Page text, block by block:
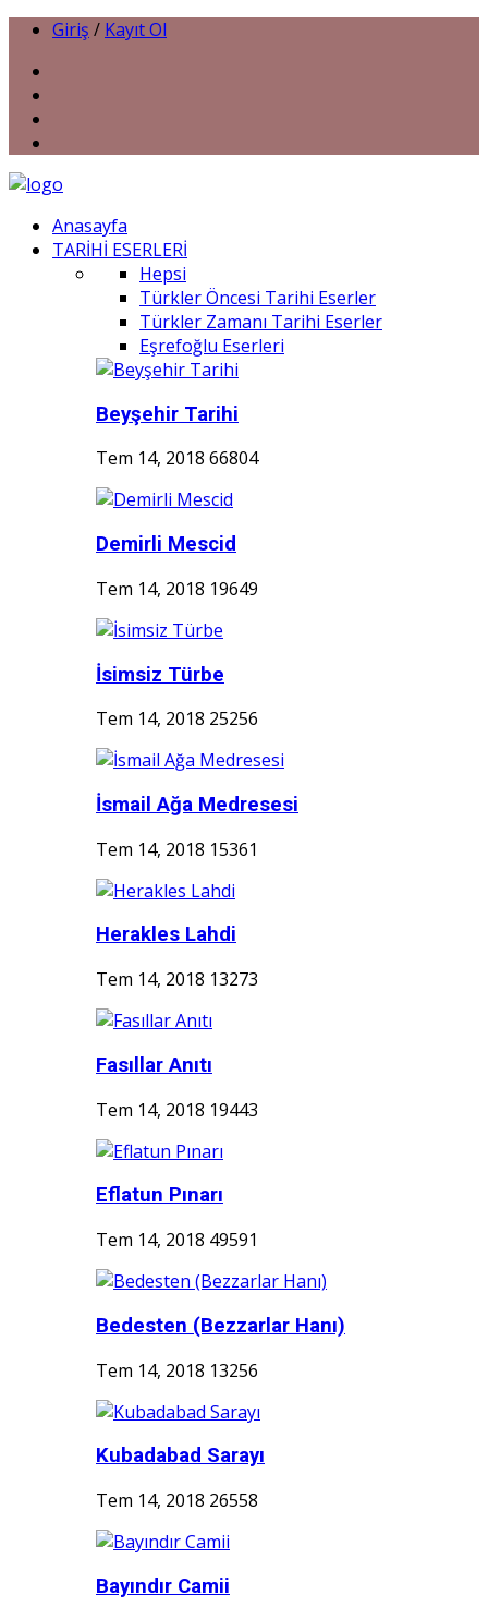
Giriş / Kayıt Ol
Anasayfa
TARİHİ ESERLERİ
Hepsi
Türkler Öncesi Tarihi Eserler
Türkler Zamanı Tarihi Eserler
Eşrefoğlu Eserleri
Beyşehir Tarihi
Tem 14, 2018 66804
Demirli Mescid
Tem 14, 2018 19649
İsimsiz Türbe
Tem 14, 2018 25256
İsmail Ağa Medresesi
Tem 14, 2018 15361
Herakles Lahdi
Tem 14, 2018 13273
Fasıllar Anıtı
Tem 14, 2018 19443
Eflatun Pınarı
Tem 14, 2018 49591
Bedesten (Bezzarlar Hanı)
Tem 14, 2018 13256
Kubadabad Sarayı
Tem 14, 2018 26558
Bayındır Camii